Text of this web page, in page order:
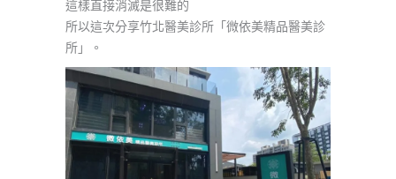
這樣直接消滅是很難的
所以這次分享竹北醫美診所「微依美精品醫美診
所」。